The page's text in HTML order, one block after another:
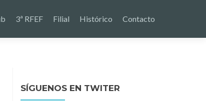
3ª RFEF Filial Histórico Contacto
SÍGUENOS EN TWITER